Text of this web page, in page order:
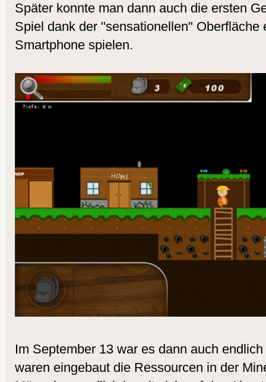
Später konnte man dann auch die ersten
Spiel dank der "sensationellen" Oberfläche
Smartphone spielen.
Im September 13 war es dann auch
waren eingebaut die Ressourcen in der